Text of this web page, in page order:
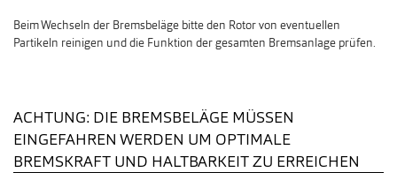
Beim Wechseln der Bremsbeläge bitte den Rotor von eventuellen
Partikeln reinigen und die Funktion der gesamten Bremsanlage prüfen.
ACHTUNG: DIE BREMSBELÄGE MÜSSEN
EINGEFAHREN WERDEN UM OPTIMALE
BREMSKRAFT UND HALTBARKEIT ZU ERREICHEN